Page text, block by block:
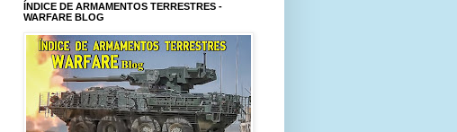
ÍNDICE DE ARMAMENTOS TERRESTRES -
WARFARE BLOG